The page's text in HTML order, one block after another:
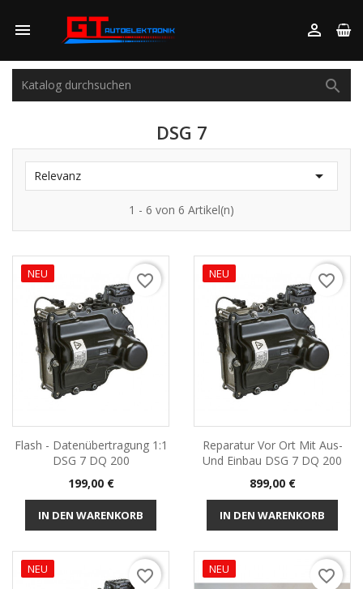
 

DSG 7
Relevanz 
1 - 6 von 6 Artikel(n)
NEU
Flash - Datenübertragung 1:1
DSG 7 DQ 200
Preis
199,00 €
IN DEN WARENKORB
favorite_border NEU
Reparatur Vor Ort Mit Aus-
Und Einbau DSG 7 DQ 200
Preis
899,00 €
IN DEN WARENKORB
favorite_border
NEU favorite_border NEU favorite_border